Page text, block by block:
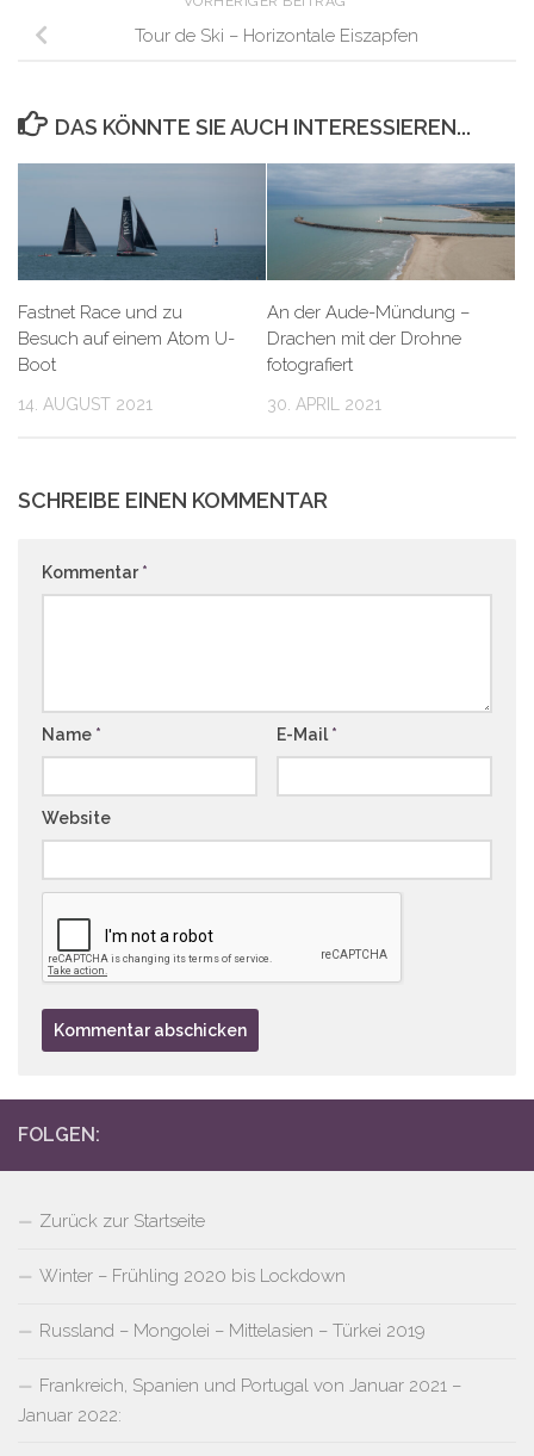
Tour de Ski – Horizontale Eiszapfen
DAS KÖNNTE SIE AUCH INTERESSIEREN...
Fastnet Race und zu
Besuch auf einem Atom U-
Boot
14. AUGUST 2021
An der Aude-Mündung –
Drachen mit der Drohne
fotografiert
30. APRIL 2021
SCHREIBE EINEN KOMMENTAR
Kommentar*
Name * E-Mail *
Website
FOLGEN:
Zurück zur Startseite
Winter – Frühling 2020 bis Lockdown
Russland – Mongolei – Mittelasien – Türkei 2019
Frankreich, Spanien und Portugal von Januar 2021 –
Januar 2022: